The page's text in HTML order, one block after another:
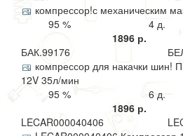
компрессор!с механическим
95 %
4 д.
1896 р.
БАК.99176
компрессор для накачки
12V 35л/мин
95 %
6 д.
1896 р.
LECAR000040406